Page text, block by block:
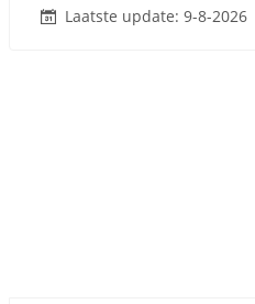
Laatste update: 9-8-2026